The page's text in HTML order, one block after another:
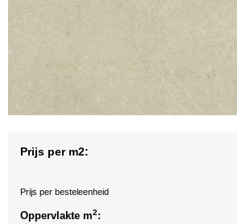
Prijs per m2:
Prijs per besteleenheid
Oppervlakte m2: